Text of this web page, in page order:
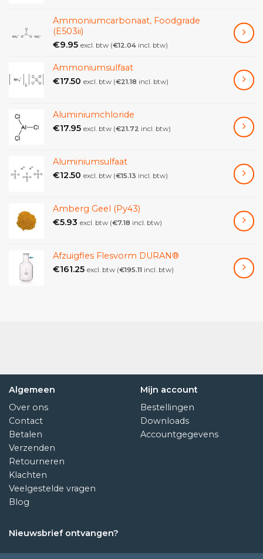
Ammoniumcarbonaat, Foodgrade
(E503ii)
€9.95 excl. btw (€12.04 incl. btw)
Ammoniumsulfaat
€17.50 excl. btw (€21.18 incl. btw)
Aluminiumchloride
€17.95 excl. btw (€21.72 incl. btw)
Aluminiumsulfaat
€12.50 excl. btw (€15.13 incl. btw)
Amberg Geel (Py43)
€5.93 excl. btw (€7.18 incl. btw)
Afzuigfles Flesvorm DURAN®
€161.25 excl. btw (€195.11 incl. btw)
Algemeen
Over ons
Contact
Betalen
Verzenden
Retourneren
Klachten
Veelgestelde vragen
Blog
Mijn account
Bestellingen
Downloads
Accountgegevens
Nieuwsbrief ontvangen?